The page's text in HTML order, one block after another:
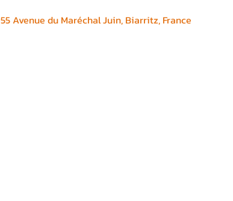
55 Avenue du Maréchal Juin, Biarritz, France